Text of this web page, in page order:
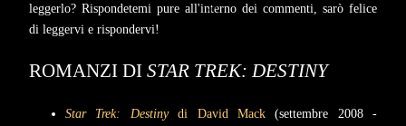
leggerlo? Rispondetemi pure all'interno dei commenti, sarò felice
di leggervi e rispondervi!
ROMANZI DI STAR TREK: DESTINY
Star Trek: Destinydi David Mack(settembre 2008 -